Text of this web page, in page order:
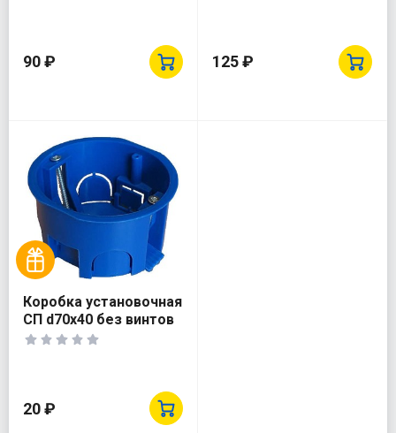
90 ₽ 125 ₽
Коробка установочная
СП d70х40 без винтов
пластик. лапки для г/к
20 ₽